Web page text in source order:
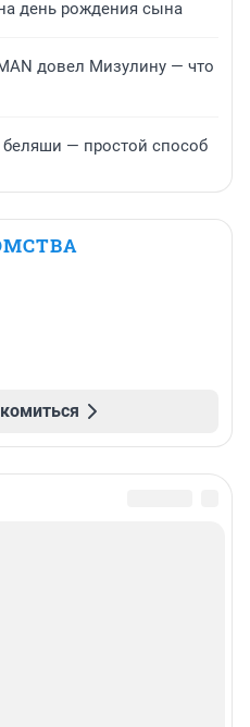
день рождения сына
довел Мизулину — что
— простой способ